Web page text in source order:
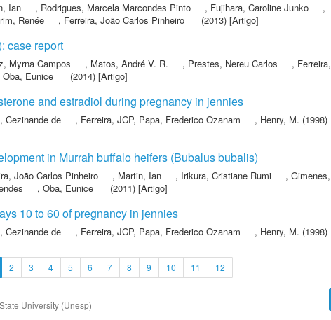
Ian , Rodrigues, Marcela Marcondes Pinto , Fujihara, Caroline Junko
,
Renée , Ferreira, João Carlos Pinheiro (2013) [Artigo]
case report
Myrna Campos , Matos, André V. R. , Prestes, Nereu Carlos , Ferreira,
Oba, Eunice (2014) [Artigo]
and estradiol during pregnancy in jennies
Cezinande de , Ferreira, JCP, Papa, Frederico Ozanam , Henry, M. (1998)
in Murrah buffalo heifers (Bubalus bubalis)
João Carlos Pinheiro , Martin, Ian , Irikura, Cristiane Rumi , Gimenes,
, Oba, Eunice (2011) [Artigo]
10 to 60 of pregnancy in jennies
Cezinande de , Ferreira, JCP, Papa, Frederico Ozanam , Henry, M. (1998)
2 3 4 5 6 7 8 9 10 11 12
University (Unesp)